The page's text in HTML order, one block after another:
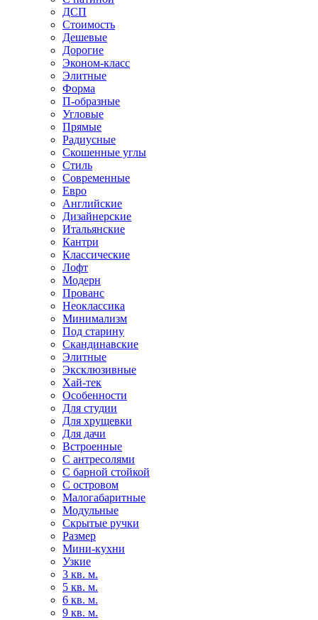
ДСП
Стоимость
Дешевые
Дорогие
Эконом-класс
Элитные
Форма
П-образные
Угловые
Прямые
Радиусные
Скошенные углы
Стиль
Современные
Евро
Английские
Дизайнерские
Итальянские
Кантри
Классические
Лофт
Модерн
Прованс
Неоклассика
Минимализм
Под старину
Скандинавские
Элитные
Эксклюзивные
Хай-тек
Особенности
Для студии
Для хрущевки
Для дачи
Встроенные
С антресолями
С барной стойкой
С островом
Малогабаритные
Модульные
Скрытые ручки
Размер
Мини-кухни
Узкие
3 кв. м.
5 кв. м.
6 кв. м.
9 кв. м.